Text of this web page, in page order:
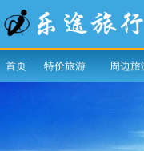
首页 特价旅游 周边旅